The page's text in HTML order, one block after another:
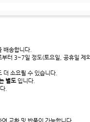
배송합니다.
터 3~7일 정도(토요일, 공휴일 제
소요될 수 있습니다.
별도 입니다.
.
교환 및 반품이 가능합니다.